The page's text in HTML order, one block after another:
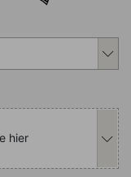
das
das
hier